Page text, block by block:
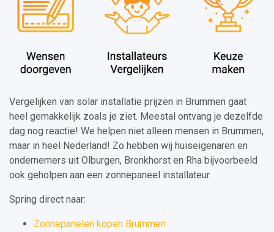
Vergelijken van solar installatie prijzen in Brummen gaat
heel gemakkelijk zoals je ziet. Meestal ontvang je dezelfde
dag nog reactie! We helpen niet alleen mensen in Brummen,
maar in heel Nederland! Zo hebben wij huiseigenaren en
ondernemers uit Olburgen, Bronkhorst en Rha bijvoorbeeld
ook geholpen aan een zonnepaneel installateur.
Spring direct naar:
Zonnepanelen kopen Brummen